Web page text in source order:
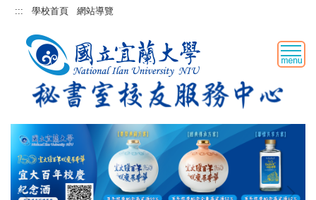
跳::: 學校首頁 網站導覽